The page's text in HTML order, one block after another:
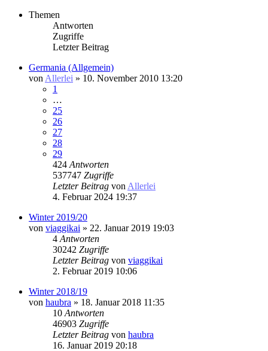
Themen
Antworten
Zugriffe
Letzter Beitrag
Germania (Allgemein)
von Allerlei » 10. November 2010 13:20
1
…
25
26
27
28
29
424 Antworten
537747 Zugriffe
Letzter Beitrag von Allerlei
4. Februar 2024 19:37
Winter 2019/20
von viaggikai » 22. Januar 2019 19:03
4 Antworten
30242 Zugriffe
Letzter Beitrag von viaggikai
2. Februar 2019 10:06
Winter 2018/19
von haubra » 18. Januar 2018 11:35
10 Antworten
46903 Zugriffe
Letzter Beitrag von haubra
16. Januar 2019 20:18